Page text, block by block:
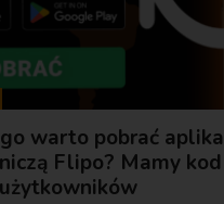
warto pobrać
Flipo? Mamy